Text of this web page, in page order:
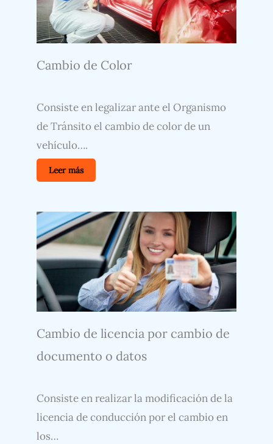
Cambio de Color
Consiste en legalizar ante el Organismo
de Tránsito el cambio de color de un
vehículo….
Leer más
Cambio de licencia por cambio de
documento o datos
Consiste en realizar la modificación de la
licencia de conducción por el cambio en
los…